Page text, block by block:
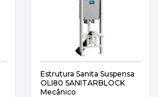
Estrutura Sanita Suspensa
OLI80 SANITARBLOCK
Mecânico